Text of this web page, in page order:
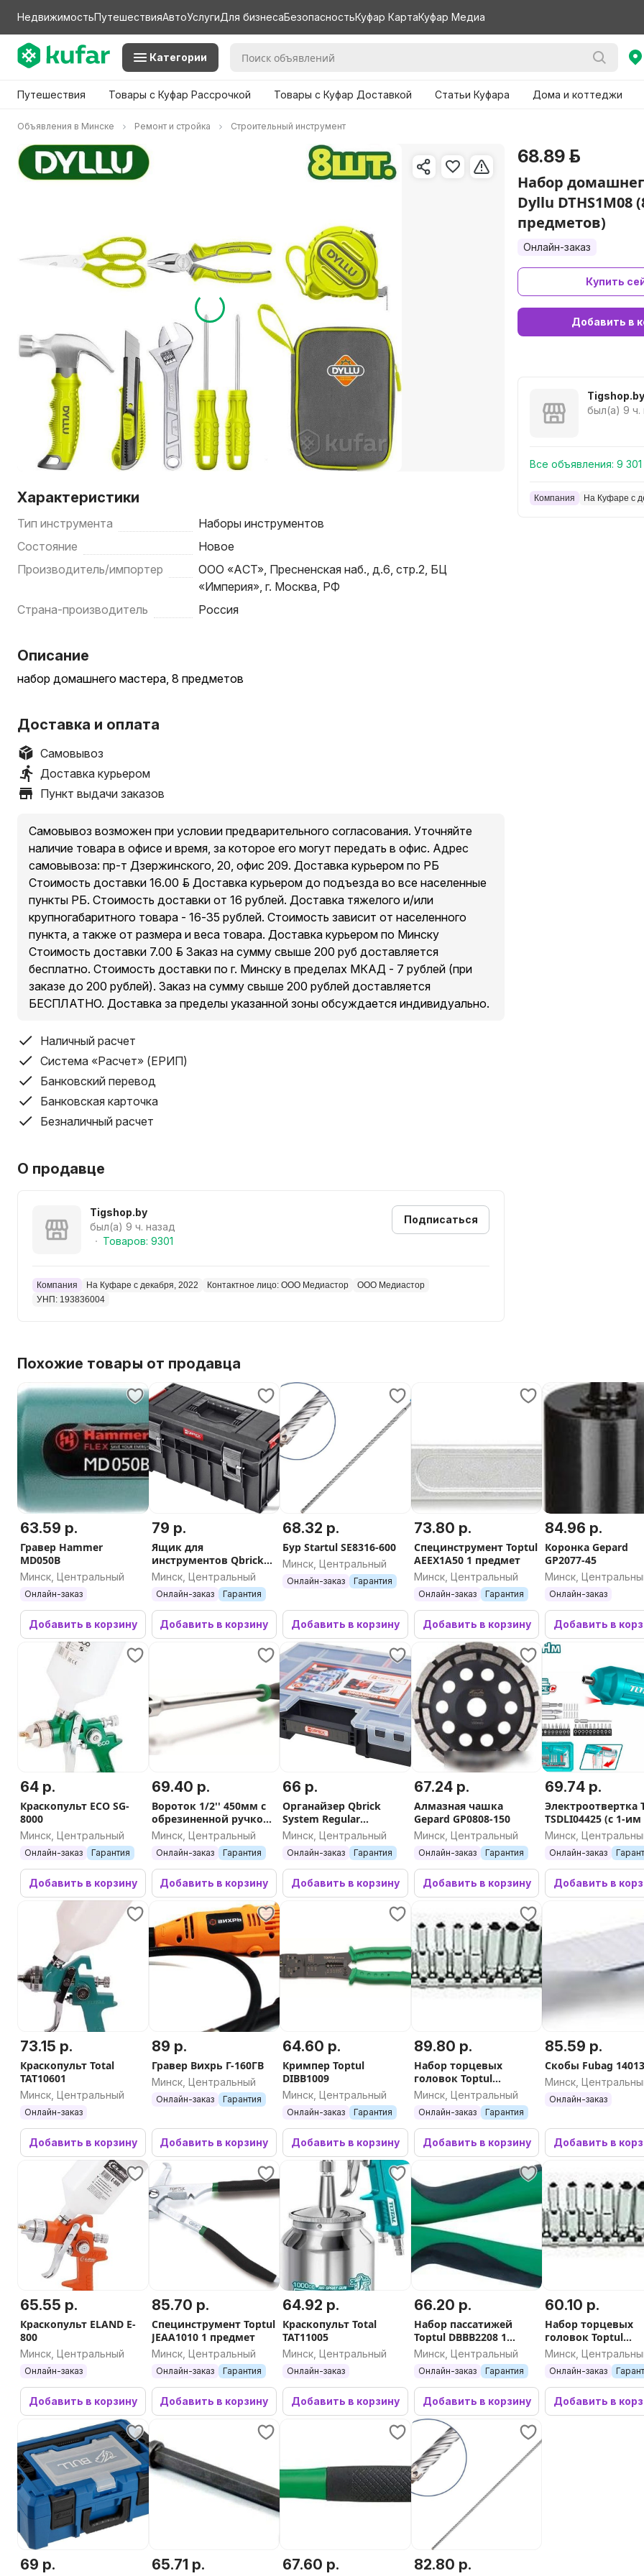
НедвижимостьПутешествияАвтоУслугиДля бизнесаБезопасностьКуфар КартаКуфар Медиа
Категории
Путешествия Товары с Куфар Рассрочкой Товары с Куфар Доставкой Статьи Куфара Дома и коттеджи
Объявления в Минске Ремонт и стройка Строительный инструмент
Характеристики
Тип инструмента
Наборы инструментов
Состояние
Новое
Производитель/импортер
ООО «АСТ», Пресненская наб., д.6, стр.2, БЦ
«Империя», г. Москва, РФ
Страна-производитель
Россия
Описание
набор домашнего мастера, 8 предметов
Доставка и оплата
Самовывоз
Доставка курьером
Пункт выдачи заказов
Самовывоз возможен при условии предварительного согласования. Уточняйте
наличие товара в офисе и время, за которое его могут передать в офис. Адрес
самовывоза: пр-т Дзержинского, 20, офис 209. Доставка курьером по РБ
Стоимость доставки 16.00 руб. Доставка курьером до подъезда во все населенные
пункты РБ. Стоимость доставки от 16 рублей. Доставка тяжелого и/или
крупногабаритного товара - 16-35 рублей. Стоимость зависит от населенного
пункта, а также от размера и веса товара. Доставка курьером по Минску
Стоимость доставки 7.00 руб. Заказ на сумму свыше 200 руб доставляется
бесплатно. Стоимость доставки по г. Минску в пределах МКАД - 7 рублей (при
заказе до 200 рублей). Заказ на сумму свыше 200 рублей доставляется
БЕСПЛАТНО. Доставка за пределы указанной зоны обсуждается индивидуально.
Наличный расчет
Система «Расчет» (ЕРИП)
Банковский перевод
Банковская карточка
Безналичный расчет
О продавце
Tigshop.by
был(а) 9 ч. назад
Товаров: 9301
Подписаться
Компания На Куфаре с декабря, 2022 Контактное лицо: ООО Медиастор
ООО Медиастор
УНП: 193836004
Похожие товары от продавца
63.59 р.
Гравер Hammer
MD050B
Минск, Центральный
Онлайн-заказ
Добавить в корзину
79 р.
Ящик для
инструментов Qbrick
System Pro 500 Basic
Минск, Центральный
Онлайн-заказ Гарантия
Добавить в корзину
68.32 р.
Бур Startul SE8316-600
Минск, Центральный
Онлайн-заказ Гарантия
Добавить в корзину
73.80 р.
Специнструмент Toptul
AEEX1A50 1 предмет
Минск, Центральный
Онлайн-заказ Гарантия
Добавить в корзину
84.96 р.
Коронка Gepard
GP2077-45
Минск,
Онлайн-заказ
Добавить в
64 р.
Краскопульт ECO SG-
8000
Минск, Центральный
Онлайн-заказ Гарантия
Добавить в корзину
69.40 р.
Вороток 1/2'' 450мм с
обрезиненной ручкой
TOPTUL CFKA1618
Минск, Центральный
Онлайн-заказ Гарантия
Добавить в корзину
66 р.
Органайзер Qbrick
System Regular
Organizer 500
Минск, Центральный
Онлайн-заказ Гарантия
Добавить в корзину
67.24 р.
Алмазная чашка
Gepard GP0808-150
Минск, Центральный
Онлайн-заказ Гарантия
Добавить в корзину
69.74 р.
Электроотвертка
TSDLI04425 (с 1-
кейс)
Минск,
Онлайн-заказ
Добавить в
73.15 р.
Краскопульт Total
TAT10601
Минск, Центральный
Онлайн-заказ
Добавить в корзину
89 р.
Гравер Вихрь Г-160ГВ
Минск, Центральный
Онлайн-заказ Гарантия
Добавить в корзину
64.60 р.
Кримпер Toptul
DIBB1009
Минск, Центральный
Онлайн-заказ Гарантия
Добавить в корзину
89.80 р.
Набор торцевых
головок Toptul
GAAQ1311 13
предметов
Минск, Центральный
Онлайн-заказ Гарантия
Добавить в корзину
85.59 р.
Скобы Fubag
Минск,
Онлайн-заказ
Добавить в
65.55 р.
Краскопульт ELAND E-
800
Минск, Центральный
Онлайн-заказ
Добавить в корзину
85.70 р.
Специнструмент Toptul
JEAA1010 1 предмет
Минск, Центральный
Онлайн-заказ Гарантия
Добавить в корзину
64.92 р.
Краскопульт Total
TAT11005
Минск, Центральный
Онлайн-заказ
Добавить в корзину
66.20 р.
Набор пассатижей
Toptul DBBB2208 1
предмет
Минск, Центральный
Онлайн-заказ Гарантия
Добавить в корзину
60.10 р.
Набор торцевых
головок Toptul
GAAQ1309 13
предметов
Минск,
Онлайн-заказ
Добавить в
69 р. 65.71 р. 67.60 р. 82.80 р.
68.89 р.
Набор
Dyllu DTHS1M08
предметов)
Онлайн-заказ
Купить
Добавить в
Tigshop.by
был(а) 9 ч.
Все объявления: 9 301
Компания На Куфаре с